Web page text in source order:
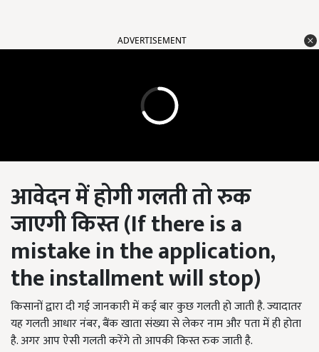
ADVERTISEMENT
आवेदन में होगी गलती तो रुक
जाएगी किस्त (If there is a
mistake in the application,
the installment will stop)
किसानों द्वारा दी गई जानकारी में कई बार कुछ गलती हो जाती है. ज्यादातर
यह गलती आधार नंबर, बैंक खाता संख्या से लेकर नाम और पता में ही होता
है. अगर आप ऐसी गलती करेंगे तो आपकी किस्त रुक जाती है.